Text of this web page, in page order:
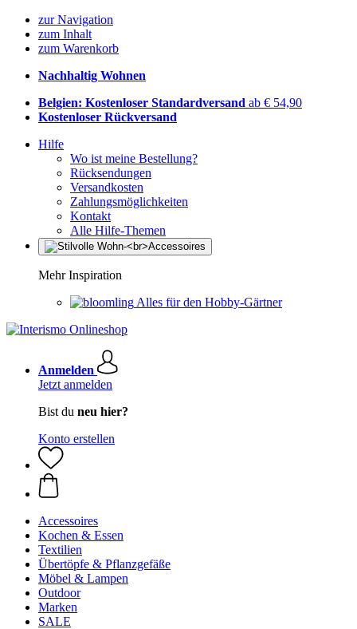
zur Navigation
zum Inhalt
zum Warenkorb
Nachhaltig Wohnen
Belgien: Kostenloser Standardversand ab € 54,90
Kostenloser Rückversand
Hilfe
Wo ist meine Bestellung?
Rücksendungen
Versandkosten
Zahlungsmöglichkeiten
Kontakt
Alle Hilfe-Themen
Mehr Inspiration
Alles für den Hobby-Gärtner
Anmelden
Jetzt anmelden
Bist du neu hier?
Konto erstellen
Accessoires
Kochen & Essen
Textilien
Übertöpfe & Pflanzgefäße
Möbel & Lampen
Outdoor
Marken
SALE